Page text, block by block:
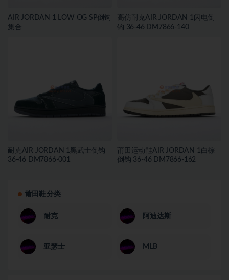
AIR JORDAN 1 LOW OG SP倒钩
集合
高仿耐克AIR JORDAN 1闪电倒
钩 36-46 DM7866-140
耐克AIR JORDAN 1黑武士倒钩
36-46 DM7866-001
莆田运动鞋AIR JORDAN 1白棕
倒钩 36-46 DM7866-162
莆田鞋分类
耐克 阿迪达斯
亚瑟士 MLB